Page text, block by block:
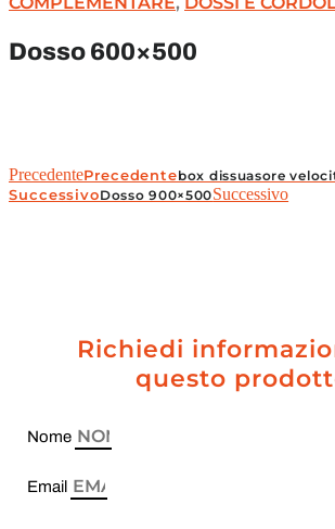
Dosso 600×500
PrecedentePrecedentebox dissuasore
SuccessivoDosso 900×500Successivo
Richiedi
questo
Nome
Email